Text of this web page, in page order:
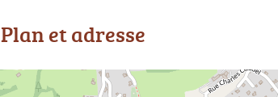
Plan et adresse